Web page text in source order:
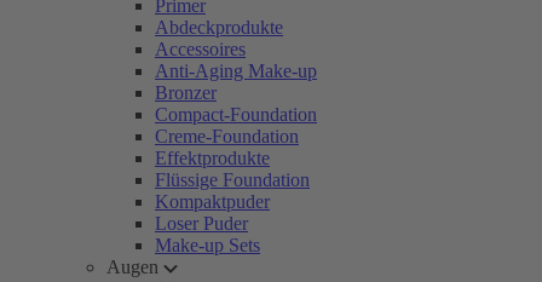
Primer
Abdeckprodukte
Accessoires
Anti-Aging Make-up
Bronzer
Compact-Foundation
Creme-Foundation
Effektprodukte
Flüssige Foundation
Kompaktpuder
Loser Puder
Make-up Sets
Augen